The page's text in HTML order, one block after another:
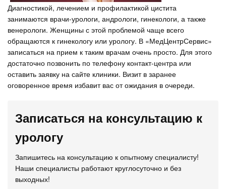
Диагностикой, лечением и профилактикой цистита
занимаются врачи-урологи, андрологи, гинекологи, а также
венерологи. Женщины с этой проблемой чаще всего
обращаются к гинекологу или урологу. В «МедЦентрСервис»
записаться на прием к таким врачам очень просто. Для этого
достаточно позвонить по телефону контакт-центра или
оставить заявку на сайте клиники. Визит в заранее
оговоренное время избавит вас от ожидания в очереди.
Записаться на консультацию к
урологу
Запишитесь на консультацию к опытному специалисту!
Наши специалисты работают круглосуточно и без
выходных!